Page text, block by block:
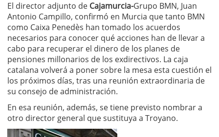
El director adjunto de Cajamurcia-Grupo BMN, Juan
Antonio Campillo, confirmó en Murcia que tanto BMN
como Caixa Penedès han tomado los acuerdos
necesarios para conocer qué acciones han de llevar a
cabo para recuperar el dinero de los planes de
pensiones millonarios de los exdirectivos. La caja
catalana volverá a poner sobre la mesa esta cuestión el
los próximos días, tras una reunión extraordinaria de
su consejo de administración.
En esa reunión, además, se tiene previsto nombrar a
otro director general que sustituya a Troyano.